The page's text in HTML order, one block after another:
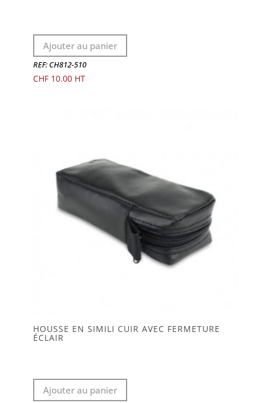
Ajouter au panier
REF: CH812-510
CHF10.00
HOUSSE EN SIMILI CUIR AVEC FERMETURE
ÉCLAIR
Ajouter au panier